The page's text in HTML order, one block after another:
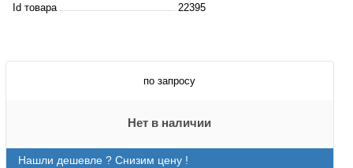
Id товара
22395
по запросу
Нет в наличии
Нашли дешевле ? Снизим цену !